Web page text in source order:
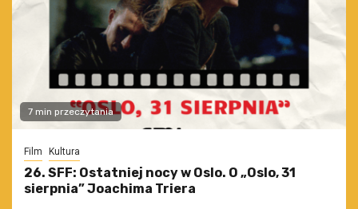
7 min przeczytania
Film Kultura
26. SFF: Ostatniej nocy w Oslo. O „Oslo, 31
sierpnia” Joachima Triera